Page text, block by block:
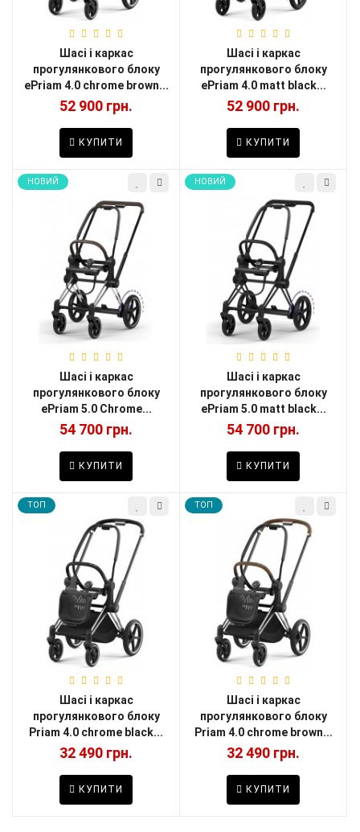
Шасі і каркас
прогулянкового блоку
ePriam 4.0 chrome brown...
52 900 грн.
КУПИТИ
Шасі і каркас
прогулянкового блоку
ePriam 4.0 matt black...
52 900 грн.
КУПИТИ
НОВИЙ
Шасі і каркас
прогулянкового блоку
ePriam 5.0 Chrome...
54 700 грн.
КУПИТИ
НОВИЙ
Шасі і каркас
прогулянкового блоку
ePriam 5.0 matt black...
54 700 грн.
КУПИТИ
TOП
Шасі і каркас
прогулянкового блоку
Priam 4.0 chrome black...
32 490 грн.
КУПИТИ
TOП
Шасі і каркас
прогулянкового блоку
Priam 4.0 chrome brown...
32 490 грн.
КУПИТИ